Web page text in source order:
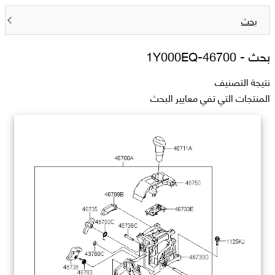
بحث
بحث -46700-1Y000EQ
نتيجة التصنيف
المنتجات التي تفي معايير البحث